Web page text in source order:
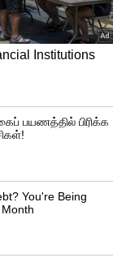
பி.
மூலமா